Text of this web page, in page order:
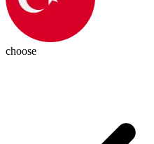
choose